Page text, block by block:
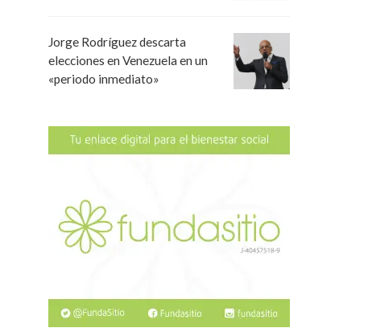
Jorge Rodríguez descarta
elecciones en Venezuela en un
«periodo inmediato»